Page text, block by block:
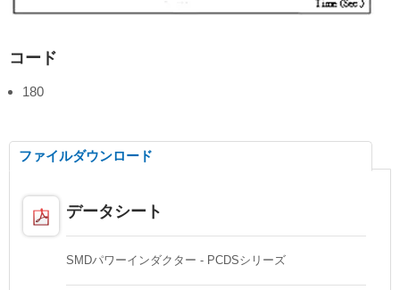
コード
180
ファイルダウンロード
データシート
SMDパワーインダクター - PCDSシリーズ